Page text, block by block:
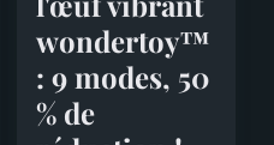
wondertoy™
: 9 modes, 50
% de